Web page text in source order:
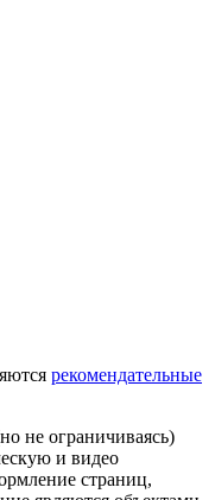
рекомендательные
не ограничиваясь)
и видео
страниц,